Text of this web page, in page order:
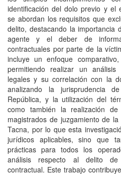
identificación del dolo previo y el
se abordan los requisitos que
delito, destacando la importancia
agente y el deber de
contractuales por parte de la
incluye un enfoque
permitiendo realizar un
legales y su correlación con la
analizando la jurisprudencia
República, y la utilización del
como también la realización
magistrados de juzgamiento de
Tacna, por lo que esta
jurídicos aplicables, sino que
prácticas para todos los
análisis respecto al delito de
contractual. Este trabajo